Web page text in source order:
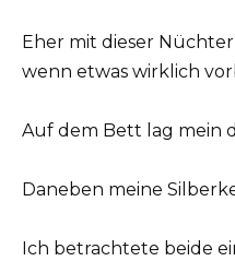
Eher mit dieser
wenn etwas wirklich
Auf dem Bett lag mein
Daneben meine
Ich betrachtete beide